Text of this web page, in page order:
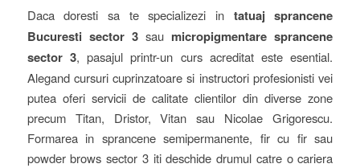
Daca doresti sa te specializezi in tatuaj sprancene
Bucuresti sector 3sau micropigmentare sprancene
sector 3, pasajul printr-un curs acreditat este esential.
Alegand cursuri cuprinzatoare si instructori profesionisti vei
putea oferi servicii de calitate clientilor din diverse zone
precum Titan, Dristor, Vitan sau Nicolae Grigorescu.
Formarea in sprancene semipermanente, fir cu fir sau
powder brows sector 3 iti deschide drumul catre o cariera